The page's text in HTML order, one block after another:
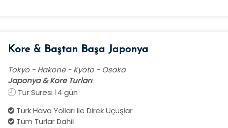
Kore & Baştan Başa Japonya
Tokyo - Hakone - Kyoto - Osaka
Japonya & Kore Turları
Tur Süresi 14 gün
Türk Hava Yolları ile Direk Uçuşlar
Tüm Turlar Dahil